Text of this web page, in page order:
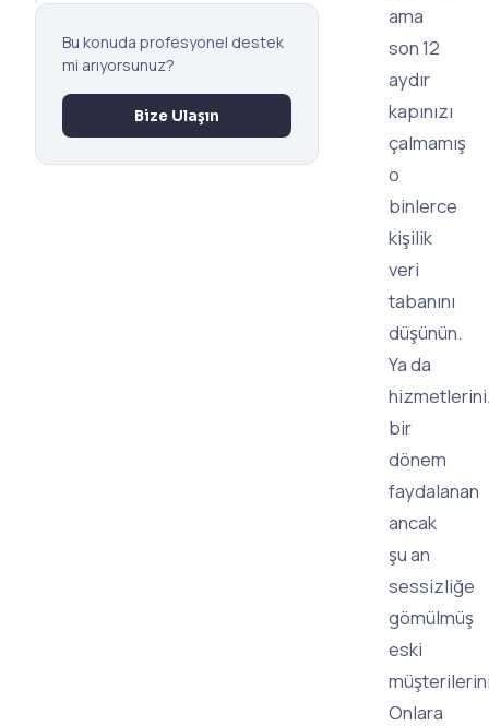
Bu konuda profesyonel destek
mi arıyorsunuz?
Bize Ulaşın
ama
son 12
aydır
kapınızı
çalmamış
o
binlerce
kişilik
veri
tabanını
düşünün.
Ya da
bir
dönem
faydalanan
ancak
şu an
sessizliğe
gömülmüş
eski
Onlara